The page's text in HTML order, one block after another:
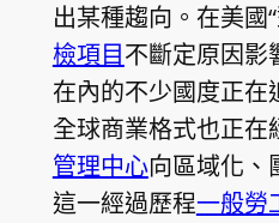
出某種趨向。在美國
檢項目不斷定原因影
在內的不少國度正在
全球商業格式也正在
管理中心向區域化、
這一經過歷程一般勞